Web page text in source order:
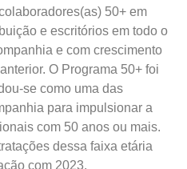
50+ em
e escritórios em todo o
e com crescimento
O Programa 50+ foi
se como uma das
para impulsionar a
com 50 anos ou mais.
dessa faixa etária
com 2023.